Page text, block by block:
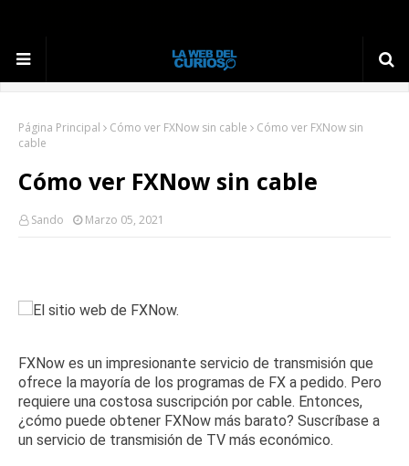
Página Principal Cómo ver FXNow sin cable
Cómo ver FXNow sin
cable
Cómo ver FXNow sin cable
Sando Marzo 05, 2021
FXNow es un impresionante servicio de transmisión que
ofrece la mayoría de los programas de FX a pedido. Pero
requiere una costosa suscripción por cable. Entonces,
¿cómo puede obtener FXNow más barato? Suscríbase a
un servicio de transmisión de TV más económico.